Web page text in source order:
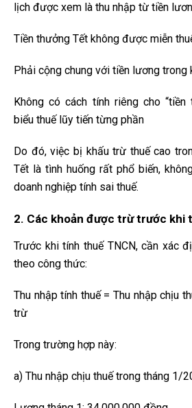
lịch được xem là thu nhập từ tiền
Tiền thưởng Tết không được miễn
Phải cộng chung với tiền lương trong
Không có cách tính riêng cho
biểu thuế lũy tiến từng phần
Do đó, việc bị khấu trừ thuế cao
Tết là tình huống rất phổ biến,
doanh nghiệp tính sai thuế.
2. Các khoản được trừ trước khi
Trước khi tính thuế TNCN, cần xác
theo công thức:
Thu nhập tính thuế = Thu nhập chịu
trừ
Trong trường hợp này:
a) Thu nhập chịu thuế trong tháng 1/